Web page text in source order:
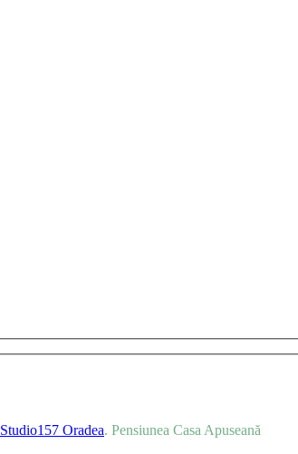
Studio157 Oradea. Pensiunea Casa Apuseană